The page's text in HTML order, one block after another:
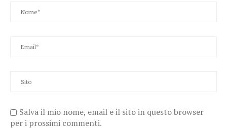
Salva il mio nome, email e il sito in questo browser
per i prossimi commenti.